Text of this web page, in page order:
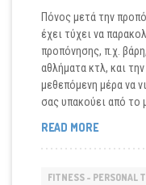
Πόνος μετά την
έχει τύχει να
προπόνησης, π.χ.
αθλήματα κτλ, και
μεθεπόμενη μέρα να
σας υπακούει από το
READ MOREΠΌΝΟΣ
FITNESS - PERSONAL